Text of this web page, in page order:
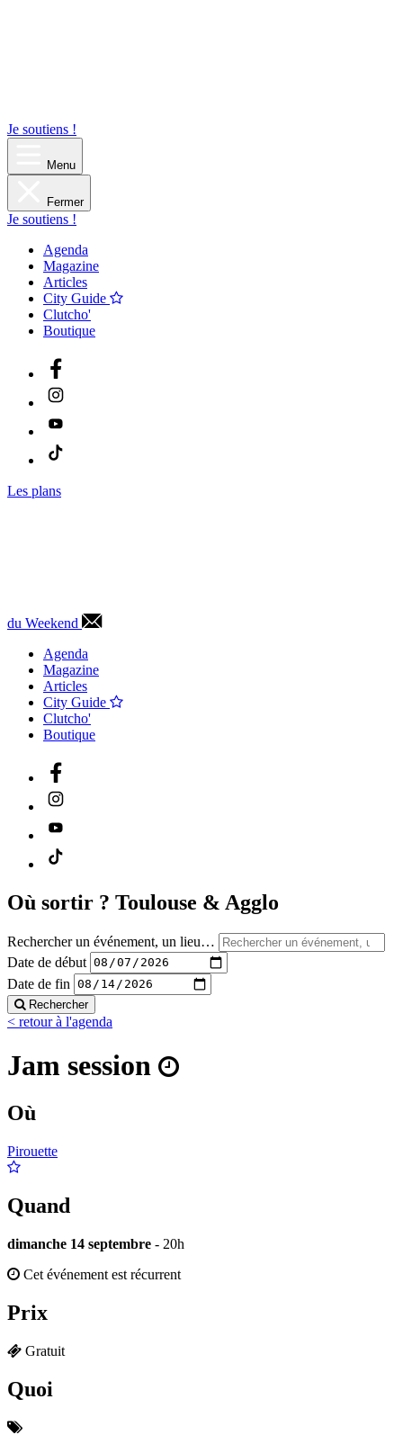
Je soutiens !
Menu
Fermer
Je soutiens !
Agenda
Magazine
Articles
City Guide
Clutcho'
Boutique
Les plans
du Weekend
Agenda
Magazine
Articles
City Guide
Clutcho'
Boutique
Où sortir ? Toulouse & Agglo
Rechercher un événement, un lieu…
Date de début
Date de fin
Rechercher
< retour à l'agenda
Jam session
Où
Pirouette
Quand
dimanche 14 septembre - 20h
Cet événement est récurrent
Prix
Gratuit
Quoi